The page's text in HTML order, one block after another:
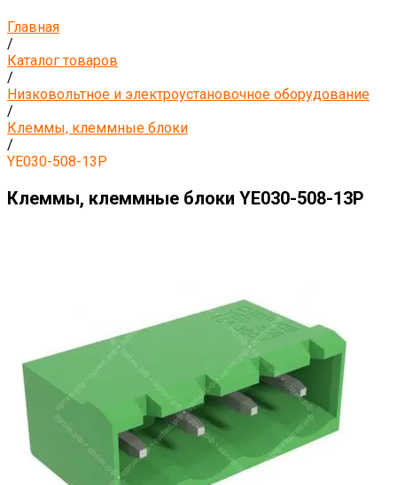
Главная
/
Каталог товаров
/
Низковольтное и электроустановочное оборудование
/
Клеммы, клеммные блоки
/
YE030-508-13P
Клеммы, клеммные блоки YE030-508-13P